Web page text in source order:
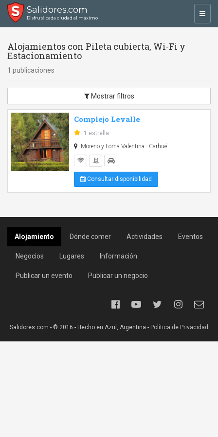
Salidores.com
Disfrutá cada ciudad al máximo
Alojamientos con Pileta cubierta, Wi-Fi y
Estacionamiento
1 publicaciones
Mostrar filtros
Complejo Levalle
1 estrella
Moreno y Loma Valentina - Carhué
Consultar disponibilidad
Alojamiento Dónde comer Actividades Eventos
Negocios Lugares Información
Publicar un evento Publicar un negocio
Salidores.com - ® 2016 - Hecho en Azul, Argentina - Política de Privacidad